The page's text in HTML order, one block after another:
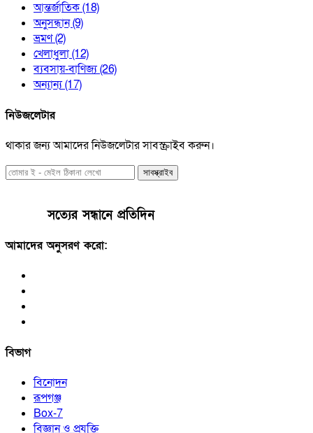
আন্তর্জাতিক(18)
অনুসন্ধান(9)
ভ্রমণ(2)
খেলাধুলা(12)
ব্যবসায়-বাণিজ্য(26)
অন্যান্য(17)
নিউজলেটার
থাকার জন্য আমাদের নিউজলেটার সাবস্ক্রাইব করুন।
সাবস্ক্রাইব
সত্যের সন্ধানে প্রতিদিন
আমাদের অনুসরণ করো:
বিভাগ
বিনোদন
রূপগঞ্জ
Box-7
বিজ্ঞান ও প্রযুক্তি